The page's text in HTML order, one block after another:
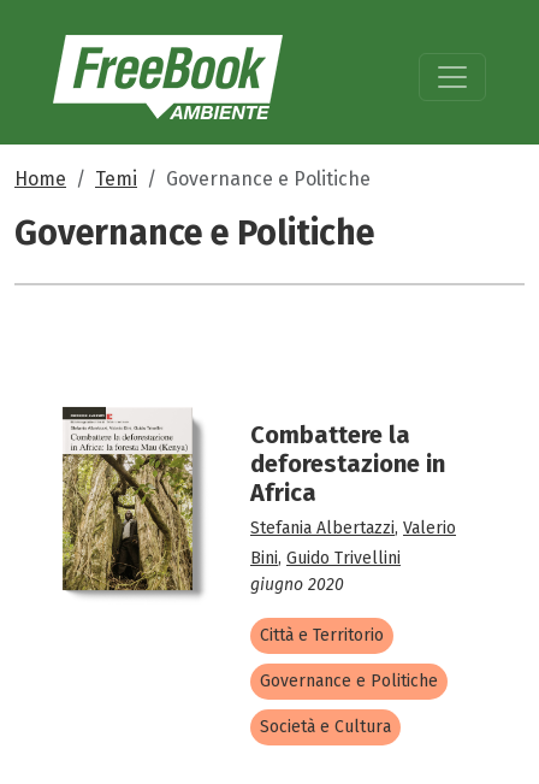
Home Temi Governance e Politiche
Governance e Politiche
Combattere la
deforestazione in
Africa
Stefania Albertazzi, Valerio
Bini, Guido Trivellini
giugno 2020
Città e Territorio
Governance e Politiche
Società e Cultura